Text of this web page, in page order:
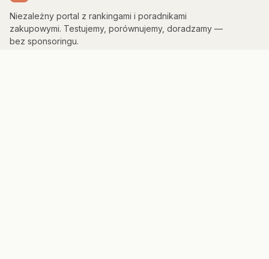
Niezależny portal z rankingami i poradnikami
zakupowymi. Testujemy, porównujemy, doradzamy —
bez sponsoringu.